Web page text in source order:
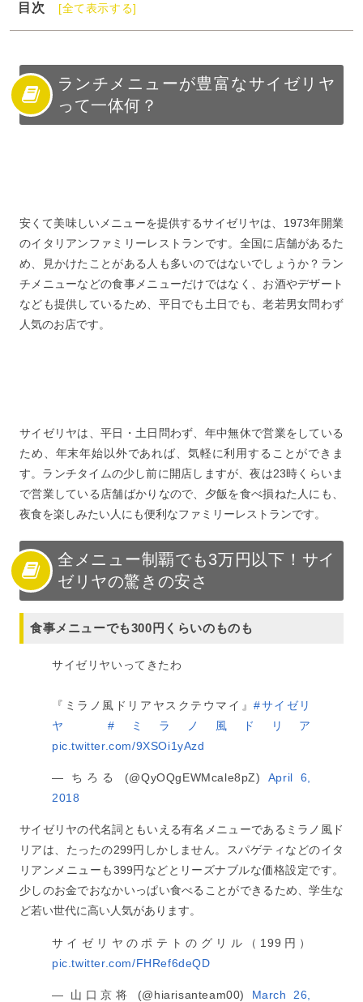
目次
[全て表示する]
1
ランチメニューが豊富なサイゼリヤって一体何？
3
スープ付きでお得！ランチメニューをサイゼリヤで堪能
しよう
4
サイゼリヤのランチメニューは平日限定？土日はダメ？
8
ランチメニューを頼むならドリンクバーもおすすめ
9
お財布に優しい！サイゼリヤのランチメニューはワンコ
イン！
10
ランチ以外でも食べられるサイゼリヤの格安人気メニュ
ー
11
ランチメニューに合わせたいサイゼリヤのおすすめスイ
ー
14
ママさんが喜ぶサイゼリヤおすすめのキッズメニュー
15
子供だけでなく大人も熱中？サイゼリヤの間違い探し
16
サイゼリヤでランチメニューを堪能しよう！近くのサイ
ランチメニューが豊富なサイゼリヤ
って一体何？
安くて美味しいメニューを提供するサイゼリヤは、1973年開業
のイタリアンファミリーレストランです。全国に店舗があるた
め、見かけたことがある人も多いのではないでしょうか？ラン
チメニューなどの食事メニューだけではなく、お酒やデザート
なども提供しているため、平日でも土日でも、老若男女問わず
人気のお店です。
サイゼリヤは、平日・土日問わず、年中無休で営業をしている
ため、年末年始以外であれば、気軽に利用することができま
す。ランチタイムの少し前に開店しますが、夜は23時くらいま
で営業している店舗ばかりなので、夕飯を食べ損ねた人にも、
夜食を楽しみたい人にも便利なファミリーレストランです。
全メニュー制覇でも3万円以下！サイ
ゼリヤの驚きの安さ
食事メニューでも300円くらいのものも
サイゼリヤいってきたわ
『ミラノ風ドリアヤスクテウマイ』#サイゼリ
ヤ
#ミラノ風ドリア
pic.twitter.com/9XSOi1yAzd
— ちろる (@QyOQgEWMcale8pZ) April 6,
2018
サイゼリヤの代名詞ともいえる有名メニューであるミラノ風ド
リアは、たったの299円しかしません。スパゲティなどのイタ
リアンメニューも399円などとリーズナブルな価格設定です。
少しのお金でおなかいっぱい食べることができるため、学生な
ど若い世代に高い人気があります。
サイゼリヤのポテトのグリル（199円）
pic.twitter.com/FHRef6deQD
— 山口京将 (@hiarisanteam00) March 26,